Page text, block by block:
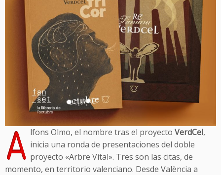
A lfons Olmo, el nombre tras el proyecto VerdCel,
inicia una ronda de presentaciones del doble
proyecto «Arbre Vital». Tres son las citas, de
momento, en territorio valenciano. Desde València a